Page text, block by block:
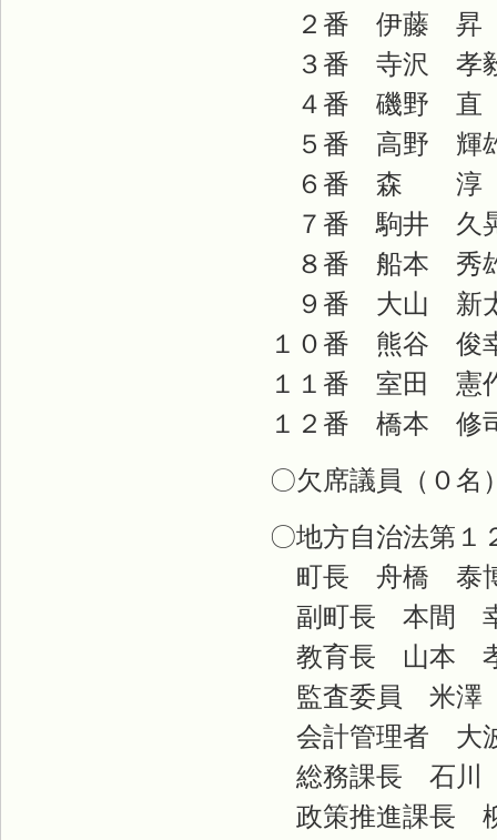
２番 伊藤 昇
３番 寺沢 孝
４番 磯野 直
５番 高野 輝
６番 森 淳
７番 駒井 久
８番 船本 秀
９番 大山 新
１０番 熊谷 俊
１１番 室田 憲
１２番 橋本 修
〇欠席議員（０名
〇地方自治法第
町長 舟橋 泰
副町長 本間
教育長 山本
監査委員 米
会計管理者
総務課長 石
政策推進課長